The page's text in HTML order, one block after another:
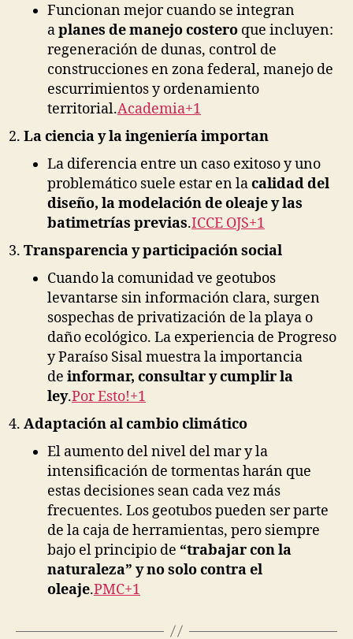
Funcionan mejor cuando se integran
aplanes de manejo costero que incluyen:
regeneración de dunas, control de
construcciones en zona federal, manejo de
escurrimientos y ordenamiento
territorial.Academia+1
La ciencia y la ingeniería importan
La diferencia entre un caso exitoso y uno
problemático suele estar en lacalidad del
diseño, la modelación de oleaje y las
batimetrías previas.ICCE OJS+1
Transparencia y participación social
Cuando la comunidad ve geotubos
levantarse sin información clara, surgen
sospechas de privatización de la playa o
daño ecológico. La experiencia de Progreso
y Paraíso Sisal muestra la importancia
de informar, consultar y cumplir la
ley.Por Esto!+1
Adaptación al cambio climático
El aumento del nivel del mar y la
intensificación de tormentas harán que
estas decisiones sean cada vez más
frecuentes. Los geotubos pueden ser parte
de la caja de herramientas, pero siempre
bajo el principio de “trabajar con la
naturaleza” y no solo contra el
oleaje.PMC+1